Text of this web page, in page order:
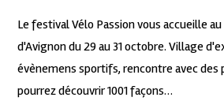
Le festival Vélo Passion vous accueille
d'Avignon du 29 au 31 octobre. Village
évènemens sportifs, rencontre avec des
pourrez découvrir 1001 façons…